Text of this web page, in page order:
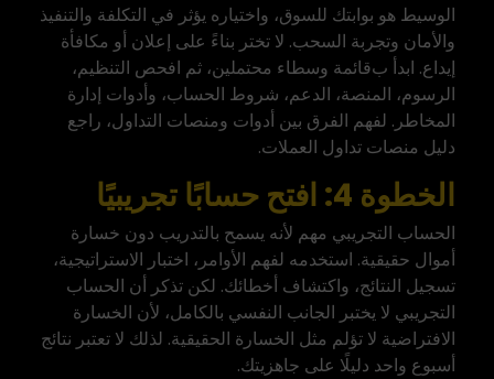
الوسيط هو بوابتك للسوق، واختياره يؤثر في التكلفة والتنفيذ
والأمان وتجربة السحب. لا تختر بناءً على إعلان أو مكافأة
إيداع. ابدأ بقائمة وسطاء محتملين، ثم افحص التنظيم،
الرسوم، المنصة، الدعم، شروط الحساب، وأدوات إدارة
المخاطر. لفهم الفرق بين أدوات ومنصات التداول، راجع
دليل منصات تداول العملات.
الخطوة 4: افتح حسابًا تجريبيًا
الحساب التجريبي مهم لأنه يسمح بالتدريب دون خسارة
أموال حقيقية. استخدمه لفهم الأوامر، اختبار الاستراتيجية،
تسجيل النتائج، واكتشاف أخطائك. لكن تذكر أن الحساب
التجريبي لا يختبر الجانب النفسي بالكامل، لأن الخسارة
الافتراضية لا تؤلم مثل الخسارة الحقيقية. لذلك لا تعتبر نتائج
أسبوع واحد دليلًا على جاهزيتك.